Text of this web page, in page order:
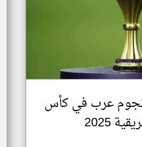
7 نجوم عرب في كأس
2025